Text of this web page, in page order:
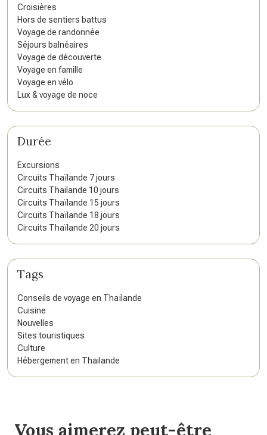
Croisières
Hors de sentiers battus
Voyage de randonnée
Séjours balnéaires
Voyage de découverte
Voyage en famille
Voyage en vélo
Lux & voyage de noce
Durée
Excursions
Circuits Thaïlande 7 jours
Circuits Thailande 10 jours
Circuits Thaïlande 15 jours
Circuits Thaïlande 18 jours
Circuits Thaïlande 20 jours
Tags
Conseils de voyage en Thaïlande
Cuisine
Nouvelles
Sites touristiques
Culture
Hébergement en Thailande
Vous aimerez peut-être